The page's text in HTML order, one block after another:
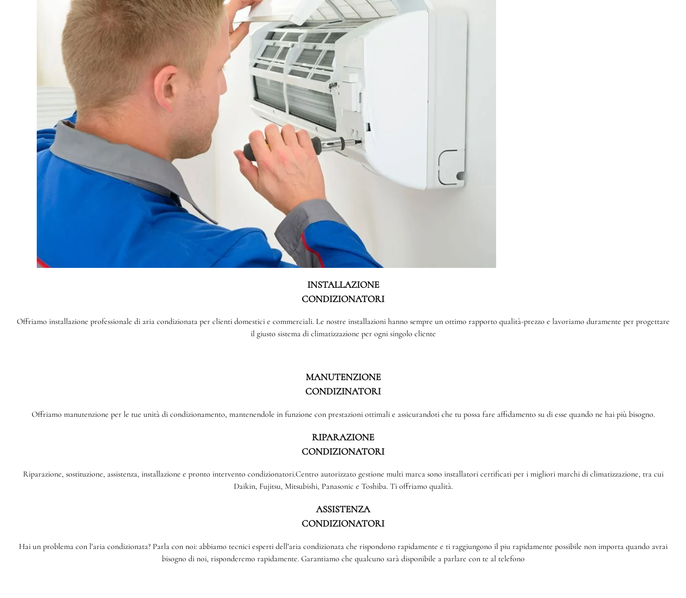
INSTALLAZIONE
CONDIZIONATORI
Offriamo installazione professionale di aria condizionata per clienti domestici e commerciali. Le nostre installazioni hanno sempre un ottimo rapporto qualità-prezzo e lavoriamo duramente per progettare
il giusto sistema di climatizzazione per ogni singolo cliente
MANUTENZIONE
CONDIZINATORI
Offriamo manutenzione per le tue unità di condizionamento, mantenendole in funzione con prestazioni ottimali e assicurandoti che tu possa fare affidamento su di esse quando ne hai più bisogno.
RIPARAZIONE
CONDIZIONATORI
Riparazione, sostituzione, assistenza, installazione e pronto intervento condizionatori.Centro autorizzato gestione multi marca sono installatori certificati per i migliori marchi di climatizzazione, tra cui
Daikin, Fujitsu, Mitsubishi, Panasonic e Toshiba. Ti offriamo qualità.
ASSISTENZA
CONDIZIONATORI
Hai un problema con l’aria condizionata? Parla con noi: abbiamo tecnici esperti dell’aria condizionata che rispondono rapidamente e ti raggiungono il piu rapidamente possibile non importa quando avrai
bisogno di noi, risponderemo rapidamente. Garantiamo che qualcuno sarà disponibile a parlare con te al telefono